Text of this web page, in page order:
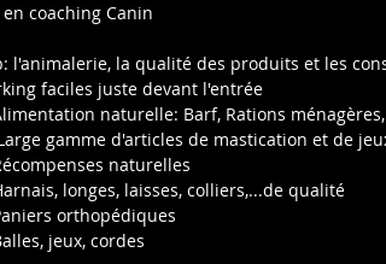
coaching Canin
l'animalerie, la qualité des produits et les
faciles juste devant l'entrée
- Alimentation naturelle: Barf, Rations
-  Large gamme d'articles de mastication et
- Récompenses naturelles
- Harnais, longes, laisses, colliers,...de qualité
- Paniers orthopédiques
- Balles, jeux, cordes